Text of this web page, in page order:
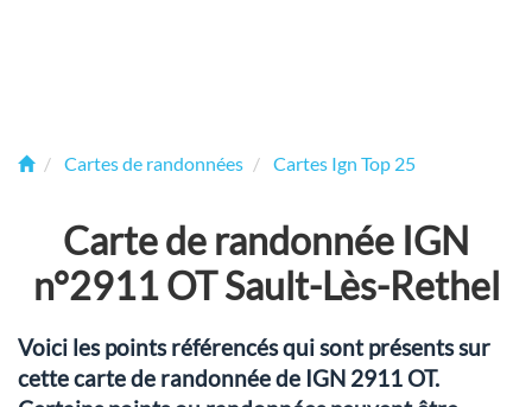
Cartes de randonnées Cartes Ign Top 25
Carte de randonnée IGN
n°2911 OT Sault-Lès-Rethel
Voici les points référencés qui sont présents sur
cette carte de randonnée de IGN 2911 OT.